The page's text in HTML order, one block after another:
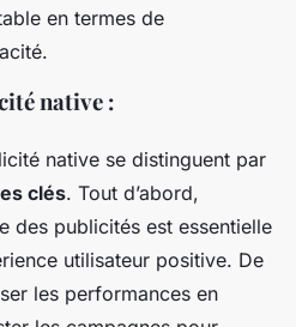
en termes de
native :
native se distinguent par
clés. Tout d’abord,
des publicités est essentielle
utilisateur positive. De
les performances en